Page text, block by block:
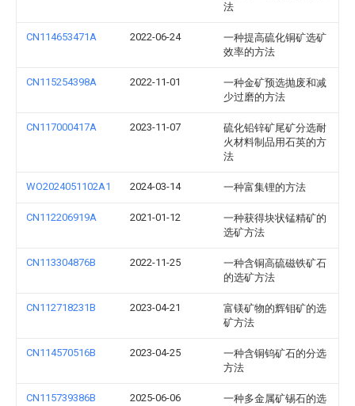
法
CN114653471A 2022-06-24
一种提高硫化铜矿选矿
效率的方法
CN115254398A 2022-11-01
一种金矿预选抛废和减
少过磨的方法
CN117000417A 2023-11-07
硫化铅锌矿尾矿分选耐
火材料制品用石英的方
法
WO2024051102A1 2024-03-14 一种富集锂的方法
CN112206919A 2021-01-12
一种获得块状锰精矿的
选矿方法
CN113304876B 2022-11-25
一种含铜高硫磁铁矿石
的选矿方法
CN112718231B 2023-04-21
富镁矿物的辉钼矿的选
矿方法
CN114570516B 2023-04-25
一种含铜钨矿石的分选
方法
CN115739386B 2025-06-06
一种多金属矿锡石的选